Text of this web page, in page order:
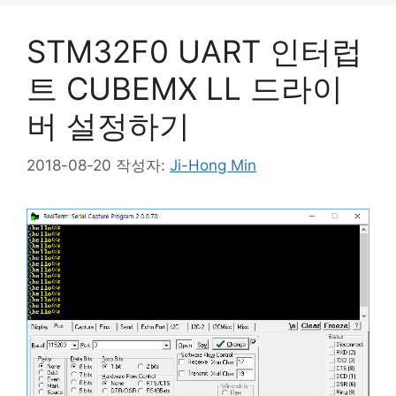
STM32F0 UART 인터럽
트 CUBEMX LL 드라이
버 설정하기
2018-08-20 작성자: Ji-Hong Min